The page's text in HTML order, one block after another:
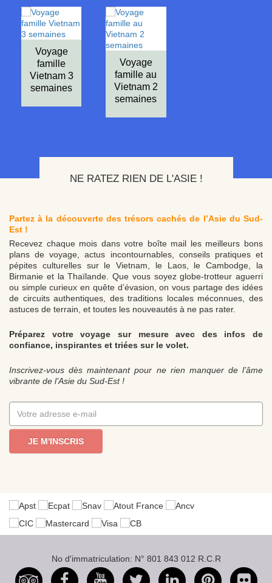
Voyage
famille
Vietnam 3
semaines
Voyage
famille au
Vietnam 2
semaines
NE RATEZ RIEN DE L'ASIE !
Partez à la découverte des trésors cachés de l’Asie du Sud-
Est !
Recevez chaque mois dans votre boîte mail les meilleurs bons
plans de voyage, actus incontournables, conseils pratiques et
pépites culturelles sur le Vietnam, le Laos, le Cambodge, la
Birmanie et la Thaïlande. Que vous soyez globe-trotteur aguerri
ou simple curieux en quête d’évasion, on vous partage des idées
de circuits authentiques, des traditions locales méconnues, des
astuces de terrain, et toutes les nouveautés à ne pas rater.
Préparez votre voyage sur mesure avec des infos de
confiance, inspirantes et triées sur le volet.
Inscrivez-vous dès maintenant pour ne rien manquer de l’âme
vibrante de l’Asie du Sud-Est !
JE M'INSCRIS
No d'immatriculation: N° 801 843 012 R.C.R